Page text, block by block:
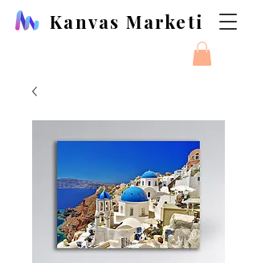
Kanvas Marketi